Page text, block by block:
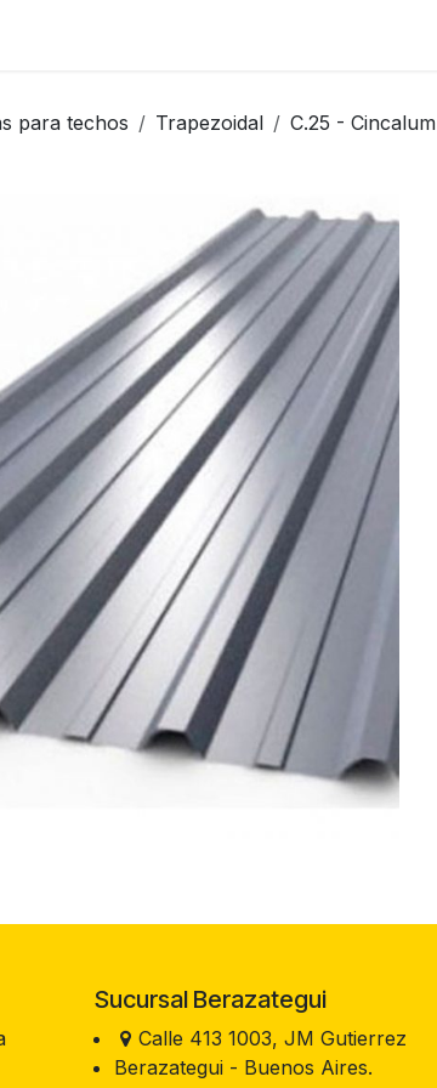
para techos Trapezoidal C.25 - Cincalum
Sucursal Berazategui
Calle 413 1003, JM Gutierrez
Berazategui - Buenos Aires.